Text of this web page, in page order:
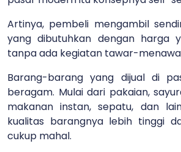
Artinya, pembeli mengambil
yang dibutuhkan dengan harga
tanpa ada kegiatan tawar-
Barang-barang yang dijual di
beragam. Mulai dari pakaian,
makanan instan, sepatu, dan
kualitas barangnya lebih tinggi
cukup mahal.